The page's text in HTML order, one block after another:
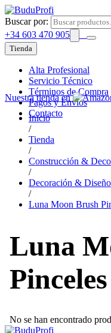
Buscar por:
+34 603 470 905
Tienda
Alta Profesional
Servicio Técnico
Términos de Compra
Pagos y Envíos
Contacto
Nuestra tienda en
Inicio
/
Tienda
/
Construcción &
/
Decoración & Diseño
/
Luna Moon Brush
Luna
Pinceles
No se han encontrado